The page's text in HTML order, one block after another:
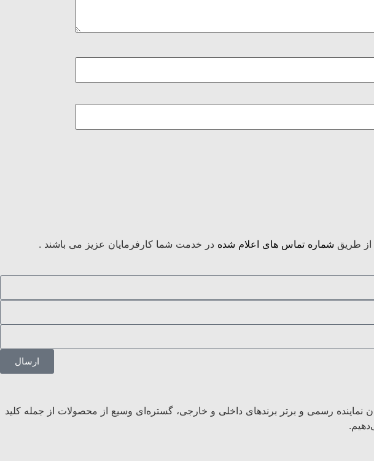
شماره تماس های اعلام شده در خدمت شما کارفرمایان عزیز می باشند .
ارسال
نماینده رسمی و برتر برندهای داخلی و خارجی، گستره‌ای وسیع از محصولات از جمله کلید